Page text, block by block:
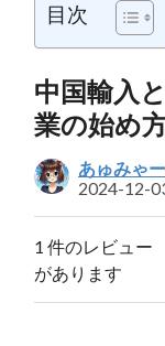
目次
中国輸入
業の始め
あゅみゃー
2024-12-
1 件のレビュー
があります